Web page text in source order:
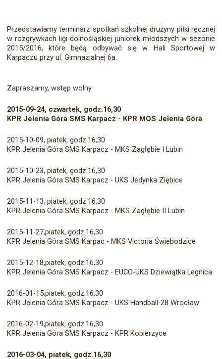
Przedstawiamy terminarz spotkań szkolnej drużyny piłki ręcznej
w rozgrywkach ligi dolnośląskiej juniorek młodszych w sezonie
2015/2016, które będą odbywać się w Hali Sportowej w
Karpaczu przy ul. Gimnazjalnej 6a.
Zapraszamy, wstęp wolny.
2015-09-24, czwartek, godz.16,30
KPR Jelenia Góra SMS Karpacz - KPR MOS Jelenia Góra
2015-10-09, piatek, godz.16,30
KPR Jelenia Góra SMS Karpacz - MKS Zagłębie I Lubin
2015-10-23, piatek, godz.16,30
KPR Jelenia Góra SMS Karpacz - UKS Jedynka Ziębice
2015-11-13, piatek, godz.16,30
KPR Jelenia Góra SMS Karpacz - MKS Zagłębie II Lubin
2015-11-27,piatek, godz.16,30
KPR Jelenia Góra SMS Karpac - MKS Victoria Świebodzice
2015-12-18,piatek, godz.16,30
KPR Jelenia Góra SMS Karpacz - EUCO-UKS Dziewiątka Legnica
2016-01-15,piatek, godz.16,30
KPR Jelenia Góra SMS Karpacz - UKS Handball-28 Wrocław
2016-02-19,piatek, godz.16,30
KPR Jelenia Góra SMS Karpacz - KPR Kobierzyce
2016-03-04, piatek, godz.16,30